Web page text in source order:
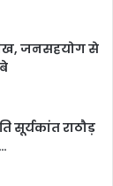
जनसहयोग से
सूर्यकांत राठौड़